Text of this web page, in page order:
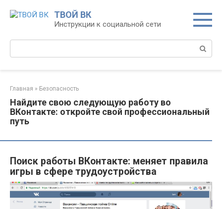
ТВОЙ ВК
Инструкции к социальной сети
Главная » Безопасность
Найдите свою следующую работу во
ВКонтакте: откройте свой профессиональный
путь
Поиск работы ВКонтакте: меняет правила
игры в сфере трудоустройства